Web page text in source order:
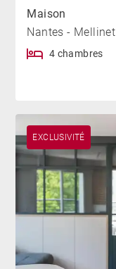
Maison
Nantes - Mellinet
4 chambres
EXCLUSIVITÉ